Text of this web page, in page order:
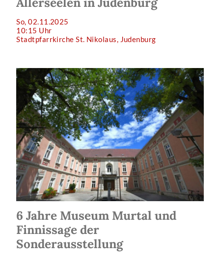
So, 02.11.2025
10:15 Uhr
Stadtpfarrkirche St. Nikolaus, Judenburg
6 Jahre Museum Murtal und
Finnissage der
Sonderausstellung